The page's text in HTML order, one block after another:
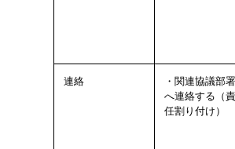
連絡
・関連協議部署
へ連絡する（責
任割り付け）